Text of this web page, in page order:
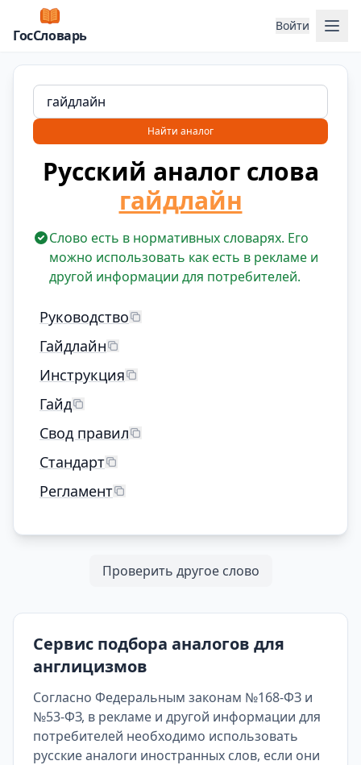
ГосСловарь
Войти
Найти аналог
Русский аналог слова
гайдлайн
Слово есть в нормативных словарях. Его
можно использовать как есть в рекламе и
другой информации для потребителей.
Руководство
Гайдлайн
Инструкция
Гайд
Свод правил
Стандарт
Регламент
Проверить другое слово
Сервис подбора аналогов для
англицизмов
Согласно Федеральным законам №168-ФЗ и
№53-ФЗ, в рекламе и другой информации для
потребителей необходимо использовать
русские аналоги иностранных слов, если они